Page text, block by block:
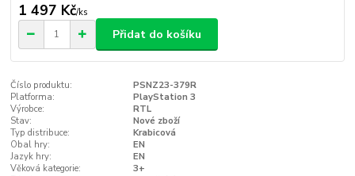
1 497 Kč/ks
Přidat do košíku
Číslo produktu:
PSNZ23-379R
Platforma:
PlayStation 3
Výrobce:
RTL
Stav:
Nové zboží
Typ distribuce:
Krabicová
Obal hry:
EN
Jazyk hry:
EN
Věková kategorie:
3+